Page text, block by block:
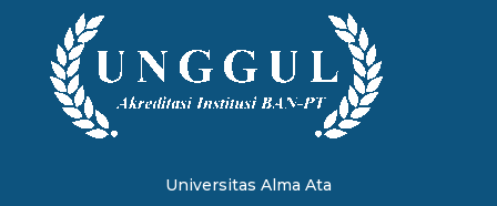
Universitas Alma Ata